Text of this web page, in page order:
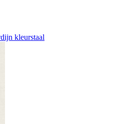
kleurstaal